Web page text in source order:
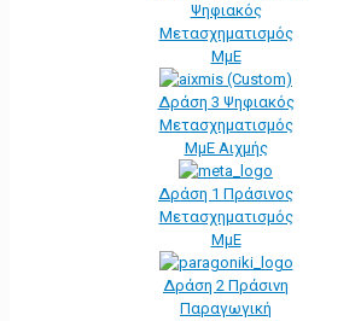
Ψηφιακός
Μετασχηματισμός
ΜμΕ
Δράση 3 Ψηφιακός
Μετασχηματισμός
ΜμΕ Αιχμής
Δράση 1 Πράσινος
Μετασχηματισμός
ΜμΕ
Δράση 2 Πράσινη
Παραγωγική